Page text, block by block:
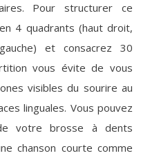
Pour structurer ce
4 quadrants (haut droit,
et consacrez 30
vous évite de vous
visibles du sourire au
linguales. Vous pouvez
votre brosse à dents
chanson courte comme